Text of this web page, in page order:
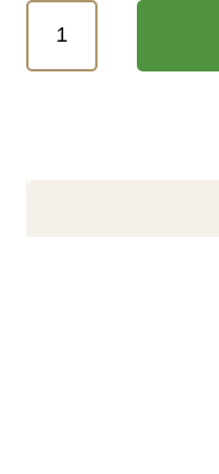
Wodyetia
(Foxtail